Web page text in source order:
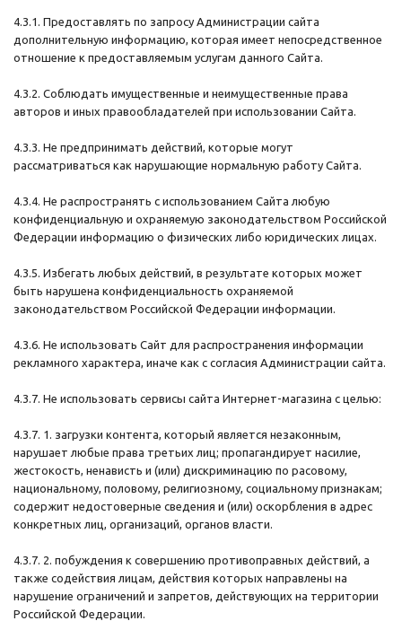
4.3.1. Предоставлять по запросу Администрации сайта
дополнительную информацию, которая имеет непосредственное
отношение к предоставляемым услугам данного Сайта.
4.3.2. Соблюдать имущественные и неимущественные права
авторов и иных правообладателей при использовании Сайта.
4.3.3. Не предпринимать действий, которые могут
рассматриваться как нарушающие нормальную работу Сайта.
4.3.4. Не распространять с использованием Сайта любую
конфиденциальную и охраняемую законодательством Российской
Федерации информацию о физических либо юридических лицах.
4.3.5. Избегать любых действий, в результате которых может
быть нарушена конфиденциальность охраняемой
законодательством Российской Федерации информации.
4.3.6. Не использовать Сайт для распространения информации
рекламного характера, иначе как с согласия Администрации сайта.
4.3.7. Не использовать сервисы сайта Интернет-магазина с целью:
4.3.7. 1. загрузки контента, который является незаконным,
нарушает любые права третьих лиц; пропагандирует насилие,
жестокость, ненависть и (или) дискриминацию по расовому,
национальному, половому, религиозному, социальному признакам;
содержит недостоверные сведения и (или) оскорбления в адрес
конкретных лиц, организаций, органов власти.
4.3.7. 2. побуждения к совершению противоправных действий, а
также содействия лицам, действия которых направлены на
нарушение ограничений и запретов, действующих на территории
Российской Федерации.